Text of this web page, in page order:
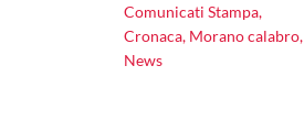
Comunicati Stampa,
Cronaca, Morano calabro,
News